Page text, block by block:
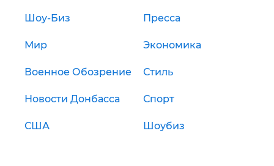
Шоу-Биз Пресса
Мир Экономика
Военное Обозрение Стиль
Новости Донбасса Спорт
США Шоубиз